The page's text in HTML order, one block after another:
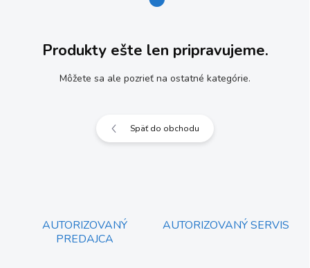
Produkty ešte len pripravujeme.
Môžete sa ale pozrieť na ostatné kategórie.
Späť do obchodu
AUTORIZOVANÝ
PREDAJCA
AUTORIZOVANÝ SERVIS